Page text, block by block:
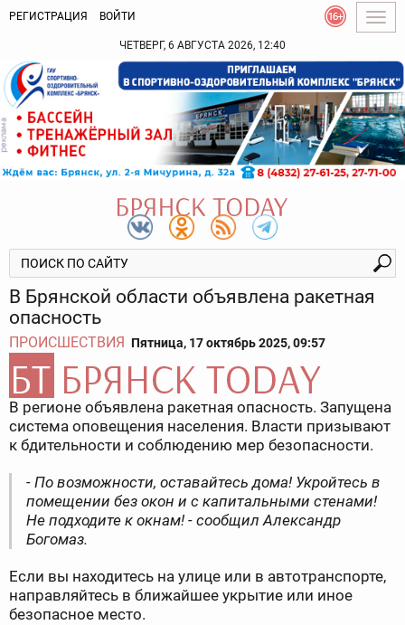
РЕГИСТРАЦИЯ ВОЙТИ
ЧЕТВЕРГ, 6 АВГУСТА 2026, 12:40
В Брянской области объявлена ракетная
опасность
ПРОИСШЕСТВИЯ Пятница, 17 октябрь 2025, 09:57
В регионе объявлена ракетная опасность. Запущена
система оповещения населения. Власти призывают
к бдительности и соблюдению мер безопасности.
- По возможности, оставайтесь дома! Укройтесь в
помещении без окон и с капитальными стенами!
Не подходите к окнам! - сообщил Александр
Богомаз.
Если вы находитесь на улице или в автотранспорте,
направляйтесь в ближайшее укрытие или иное
безопасное место.